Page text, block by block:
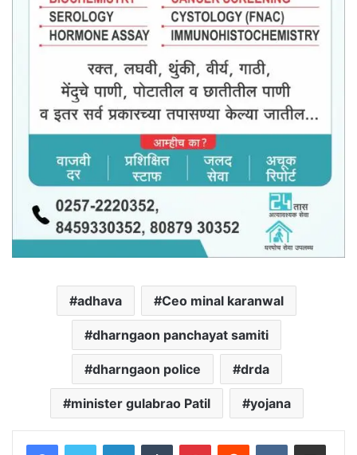
adhava Ceo minal karanwal
dharngaon panchayat samiti
dharngaon police drda
minister gulabrao Patil yojana
LinkedInTumblr PinterestReddit VKontakteShare via Email